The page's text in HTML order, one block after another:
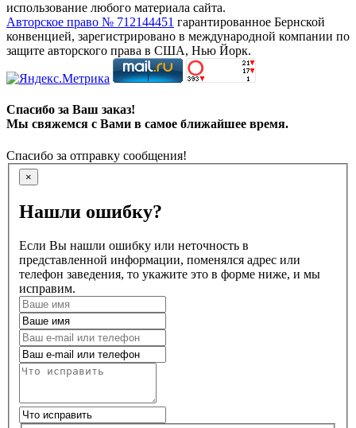
использование любого материала сайта.
Авторское право № 712144451 гарантированное Бернской
конвенцией, зарегистрировано в международной компании по
защите авторского права в США, Нью Йорк.
Спасибо за Ваш заказ!
Мы свяжемся с Вами в самое ближайшее время.
Спасибо за отправку сообщения!
×
Нашли ошибку?
Если Вы нашли ошибку или неточность в
представленной информации, поменялся адрес или
телефон заведения, то укажите это в форме ниже, и мы
исправим.